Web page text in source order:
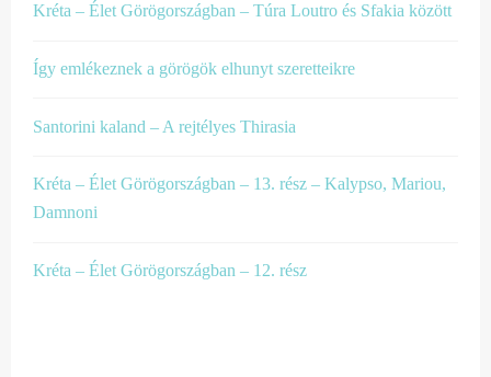
Kréta – Élet Görögországban – Túra Loutro és Sfakia között
Így emlékeznek a görögök elhunyt szeretteikre
Santorini kaland – A rejtélyes Thirasia
Kréta – Élet Görögországban – 13. rész – Kalypso, Mariou,
Damnoni
Kréta – Élet Görögországban – 12. rész